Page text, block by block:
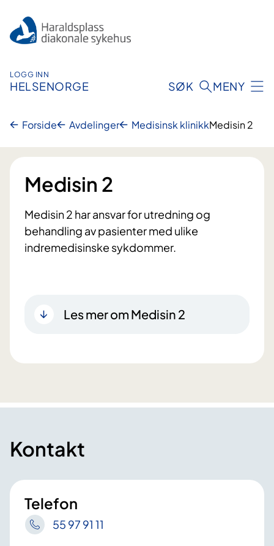
innhold
LOGG INN
HELSENORGE SØK MENY
Forside Avdelinger Medisinsk klinikkMedisin 2
Medisin 2
Medisin 2 har ansvar for utredning og
behandling av pasienter med ulike
indremedisinske sykdommer.
Les mer om Medisin 2
Kontakt
Telefon
55 97 91 11